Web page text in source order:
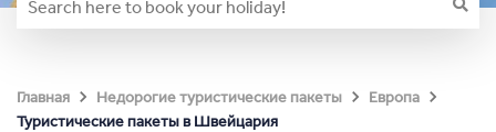
Главная Недорогие туристические пакеты
Европа
Туристические пакеты в Швейцария